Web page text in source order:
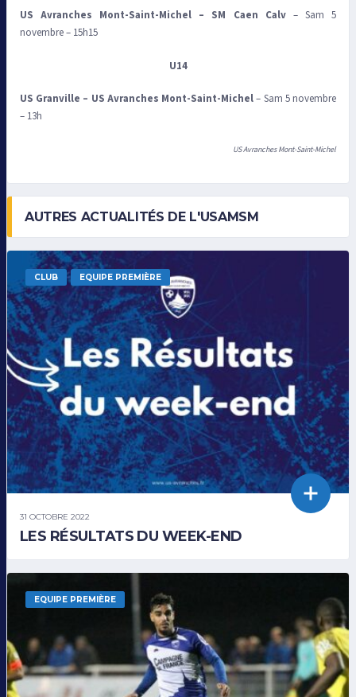
US Avranches Mont-Saint-Michel – SM Caen Calv– Sam 5
novembre – 15h15
U14
US Granville – US Avranches Mont-Saint-Michel– Sam 5 novembre
– 13h
US Avranches Mont-Saint-Michel
AUTRES ACTUALITÉS DE L'USAMSM
CLUB EQUIPE PREMIÈRE
31 OCTOBRE 2022
LES RÉSULTATS DU WEEK-END
EQUIPE PREMIÈRE